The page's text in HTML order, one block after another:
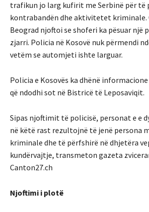
trafikun jo larg kufirit me Serbinë për të
kontrabandën dhe aktivitetet kriminale.
Beograd njoftoi se shoferi ka pësuar një
zjarri. Policia në Kosovë nuk përmendi
vetëm se automjeti ishte larguar.
Policia e Kosovës ka dhënë
që ndodhi sot në Bistricë të Leposaviqit.
Sipas njoftimit të policisë, personat e e
në këtë rast rezultojnë të jenë persona
kriminale dhe të përfshirë në dhjetëra
kundërvajtje, transmeton gazeta
Canton27.ch
Njoftimi i plotë